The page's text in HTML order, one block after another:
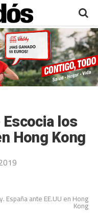
Escocia los
Hong Kong
España ante EE.UU en Hong
Kong